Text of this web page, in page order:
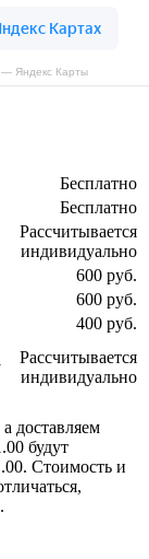
— Яндекс Карты
Бесплатно
Бесплатно
Рассчитывается
индивидуально
600 руб.
600 руб.
400 руб.
Рассчитывается
индивидуально
доставляем
будут
Стоимость и